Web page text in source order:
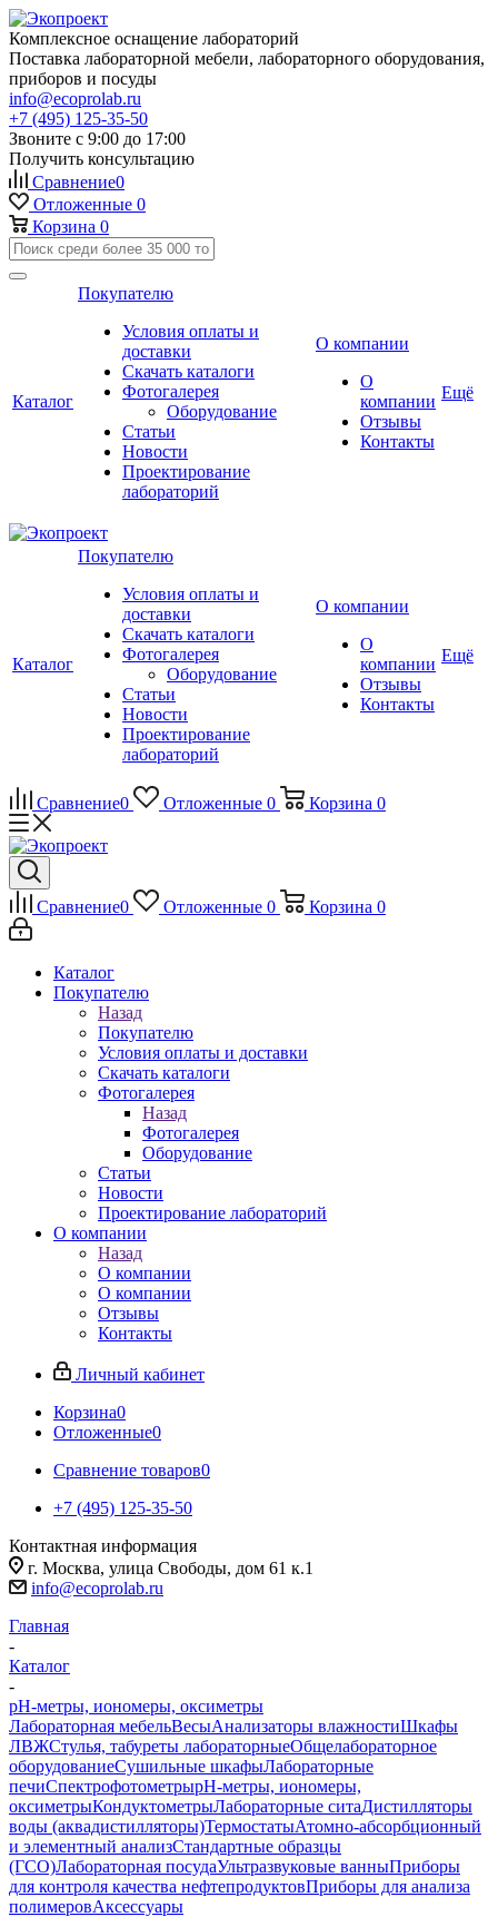
Комплексное оснащение лабораторий
Поставка лабораторной мебели, лабораторного оборудования,
приборов и посуды
info@ecoprolab.ru
+7 (495) 125-35-50
Звоните с 9:00 до 17:00
Получить консультацию
Сравнение0
Отложенные 0
Корзина 0
Каталог
Покупателю
Условия оплаты и
доставки
Скачать каталоги
Фотогалерея
Оборудование
Статьи
Новости
Проектирование
лабораторий
О компании
О
компании
Отзывы
Контакты
Ещё
Каталог
Покупателю
Условия оплаты и
доставки
Скачать каталоги
Фотогалерея
Оборудование
Статьи
Новости
Проектирование
лабораторий
О компании
О
компании
Отзывы
Контакты
Ещё
Сравнение0 Отложенные 0 Корзина 0
Сравнение0 Отложенные 0 Корзина 0
Каталог
Покупателю
Назад
Покупателю
Условия оплаты и доставки
Скачать каталоги
Фотогалерея
Назад
Фотогалерея
Оборудование
Статьи
Новости
Проектирование лабораторий
О компании
Назад
О компании
О компании
Отзывы
Контакты
Личный кабинет
Корзина0
Отложенные0
Сравнение товаров0
+7 (495) 125-35-50
Контактная информация
г. Москва, улица Свободы, дом 61 к.1
info@ecoprolab.ru
Главная
-
Каталог
-
pH-метры, иономеры, оксиметры
Лабораторная мебельВесыАнализаторы влажностиШкафы
ЛВЖСтулья, табуреты лабораторныеОбщелабораторное
оборудованиеСушильные шкафыЛабораторные
печиСпектрофотометрыpH-метры, иономеры,
оксиметрыКондуктометрыЛабораторные ситаДистилляторы
воды (аквадистилляторы)ТермостатыАтомно-абсорбционный
и элементный анализСтандартные образцы
(ГСО)Лабораторная посудаУльтразвуковые ванныПриборы
для контроля качества нефтепродуктовПриборы для анализа
полимеровАксессуары